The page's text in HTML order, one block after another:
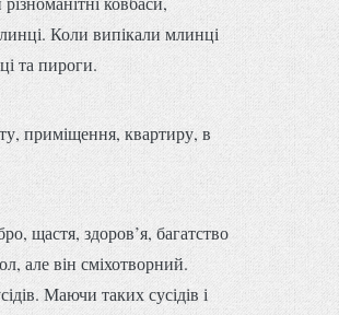
Коли випікали млинці
та пироги.
приміщення, квартиру, в
щастя, здоров’я, багатство
але він сміхотворний.
Маючи таких сусідів і